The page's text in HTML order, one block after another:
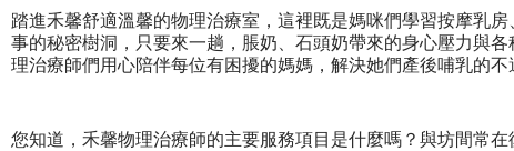
踏進禾馨舒適溫馨的物理治療室，這裡既是媽咪們學習按摩乳
事的秘密樹洞，只要來一趟，脹奶、石頭奶帶來的身心壓力與
理治療師們用心陪伴每位有困擾的媽媽，解決她們產後哺乳的不
您知道，禾馨物理治療師的主要服務項目是什麼嗎？與坊間常